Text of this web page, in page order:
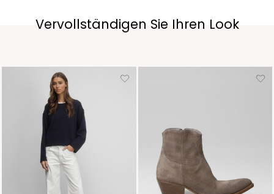
Vervollständigen Sie Ihren Look